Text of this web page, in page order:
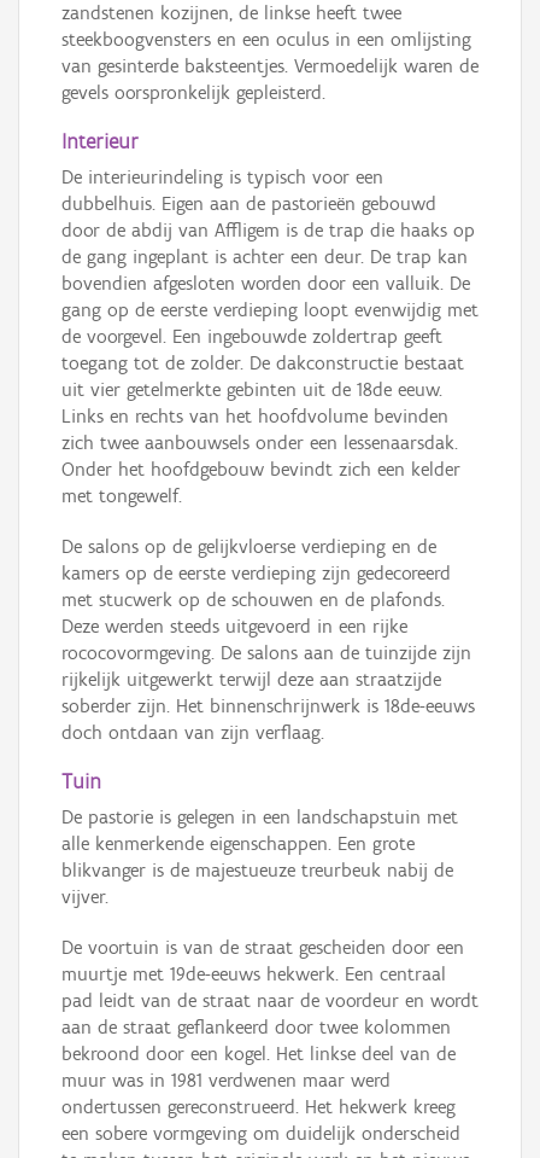
zandstenen kozijnen, de linkse heeft twee
steekboogvensters en een oculus in een omlijsting
van gesinterde baksteentjes. Vermoedelijk waren de
gevels oorspronkelijk gepleisterd.
Interieur
De interieurindeling is typisch voor een
dubbelhuis. Eigen aan de pastorieën gebouwd
door de abdij van Affligem is de trap die haaks op
de gang ingeplant is achter een deur. De trap kan
bovendien afgesloten worden door een valluik. De
gang op de eerste verdieping loopt evenwijdig met
de voorgevel. Een ingebouwde zoldertrap geeft
toegang tot de zolder. De dakconstructie bestaat
uit vier getelmerkte gebinten uit de 18de eeuw.
Links en rechts van het hoofdvolume bevinden
zich twee aanbouwsels onder een lessenaarsdak.
Onder het hoofdgebouw bevindt zich een kelder
met tongewelf.
De salons op de gelijkvloerse verdieping en de
kamers op de eerste verdieping zijn gedecoreerd
met stucwerk op de schouwen en de plafonds.
Deze werden steeds uitgevoerd in een rijke
rococovormgeving. De salons aan de tuinzijde zijn
rijkelijk uitgewerkt terwijl deze aan straatzijde
soberder zijn. Het binnenschrijnwerk is 18de-eeuws
doch ontdaan van zijn verflaag.
Tuin
De pastorie is gelegen in een landschapstuin met
alle kenmerkende eigenschappen. Een grote
blikvanger is de majestueuze treurbeuk nabij de
vijver.
De voortuin is van de straat gescheiden door een
muurtje met 19de-eeuws hekwerk. Een centraal
pad leidt van de straat naar de voordeur en wordt
aan de straat geflankeerd door twee kolommen
bekroond door een kogel. Het linkse deel van de
muur was in 1981 verdwenen maar werd
ondertussen gereconstrueerd. Het hekwerk kreeg
een sobere vormgeving om duidelijk onderscheid